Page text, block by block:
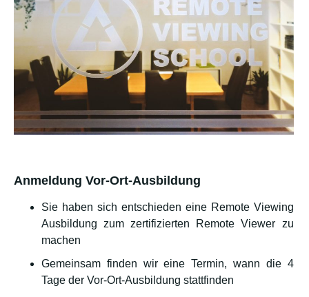
Anmeldung Vor-Ort-Ausbildung
Sie haben sich entschieden eine Remote Viewing
Ausbildung zum zertifizierten Remote Viewer zu
machen
Gemeinsam finden wir eine Termin, wann die 4
Tage der Vor-Ort-Ausbildung stattfinden